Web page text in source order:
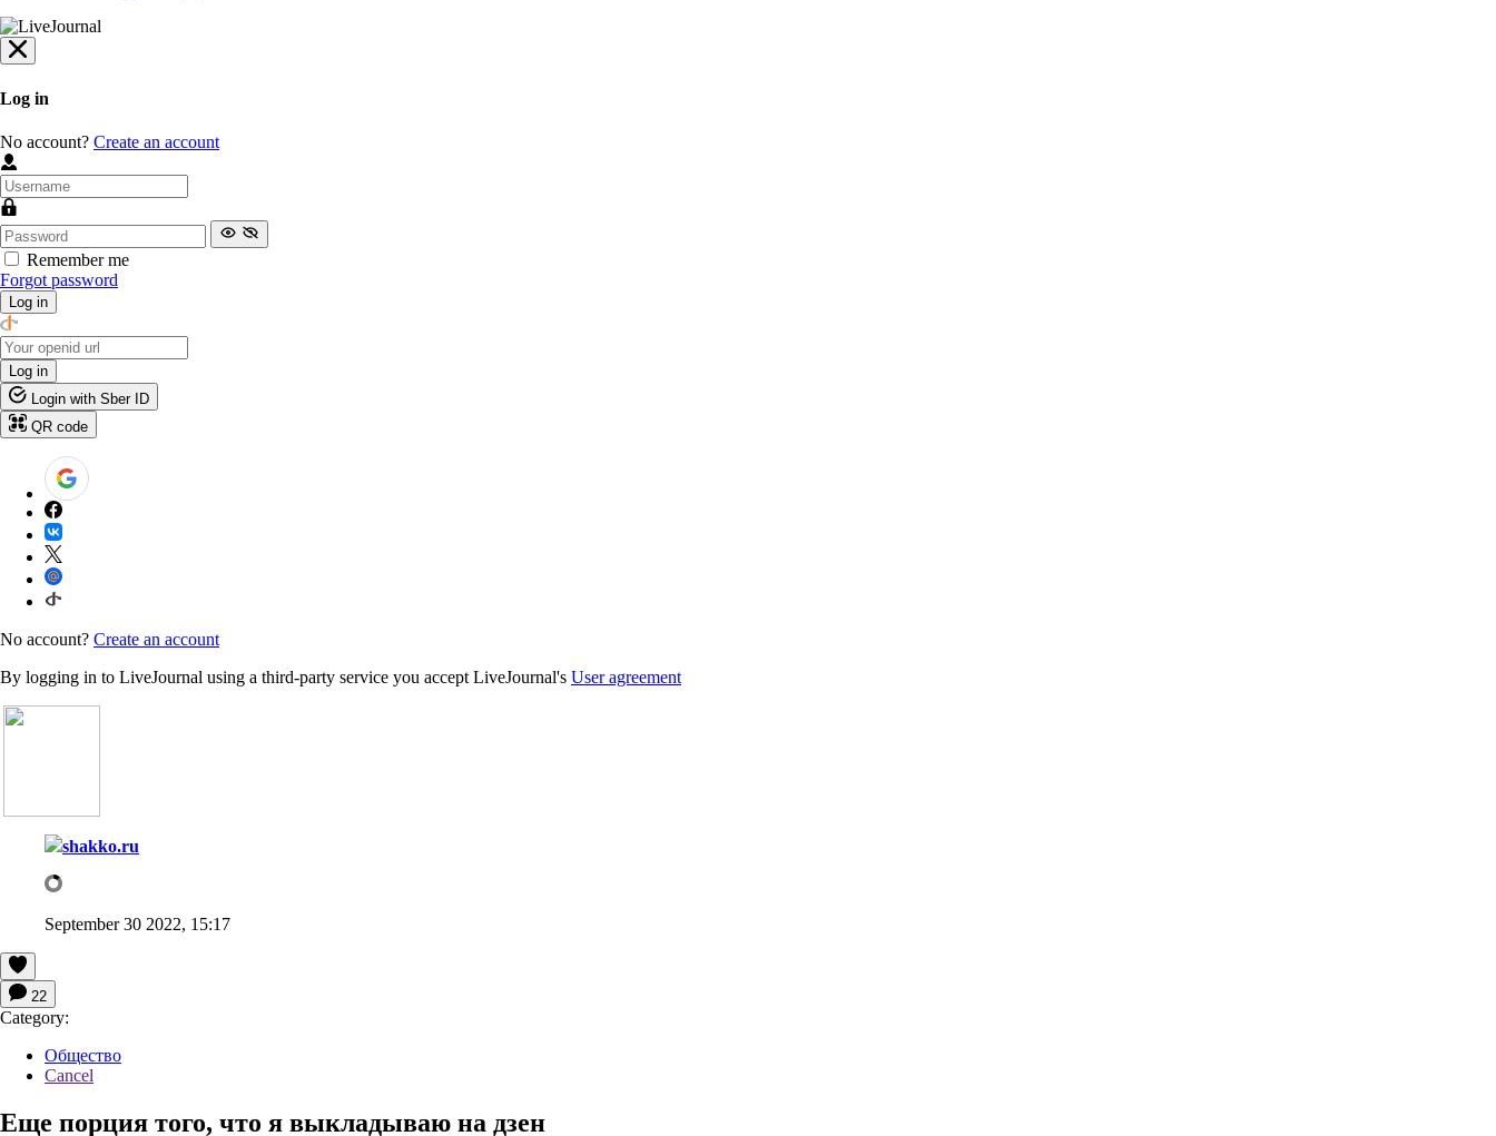
Log in
No account? Create an account
Remember me
Forgot password
Log in
Log in
Login with Sber ID
QR code
No account? Create an account
By logging in to LiveJournal using a third-party service you accept LiveJournal's User agreement
shakko.ru
September 30 2022, 15:17
22
Category:
Общество
Cancel
Еще порция того, что я выкладываю на дзен